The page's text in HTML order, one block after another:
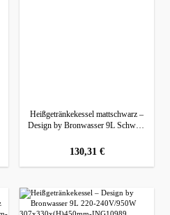
Heißgetränkekessel mattschwarz –
Design by Bronwasser 9L Schwarz
307x330x(H)450mm
regulärer preis:
130,31 €